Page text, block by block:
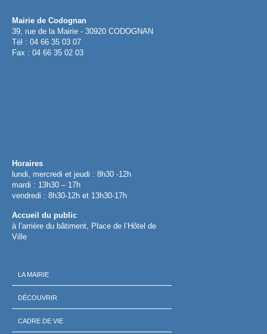
Mairie de Codognan
39, rue de la Mairie - 30920 CODOGNAN
Tél : 04 66 35 03 07
Fax : 04 66 35 02 03
Horaires
lundi, mercredi et jeudi : 8h30 -12h
mardi : 13h30 – 17h
vendredi : 8h30-12h et 13h30-17h
Accueil du public
à l’arrière du bâtiment, Place de l’Hôtel de
Ville
LA MAIRIE
DÉCOUVRIR
CADRE DE VIE